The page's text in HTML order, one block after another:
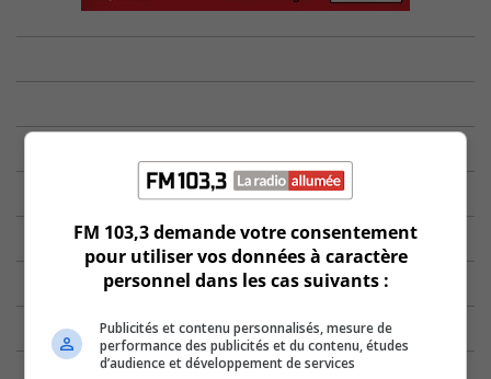
FM 103,3 demande votre consentement
pour utiliser vos données à caractère
personnel dans les cas suivants :
Publicités et contenu personnalisés, mesure de
performance des publicités et du contenu, études
d’audience et développement de services